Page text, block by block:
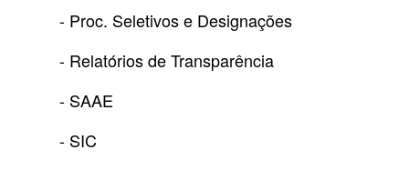
- Proc. Seletivos e Designações
- Relatórios de Transparência
- SAAE
- SIC